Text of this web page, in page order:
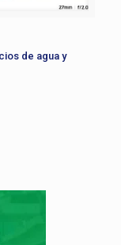
de agua y